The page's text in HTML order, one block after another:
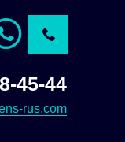
45-44
rus.com